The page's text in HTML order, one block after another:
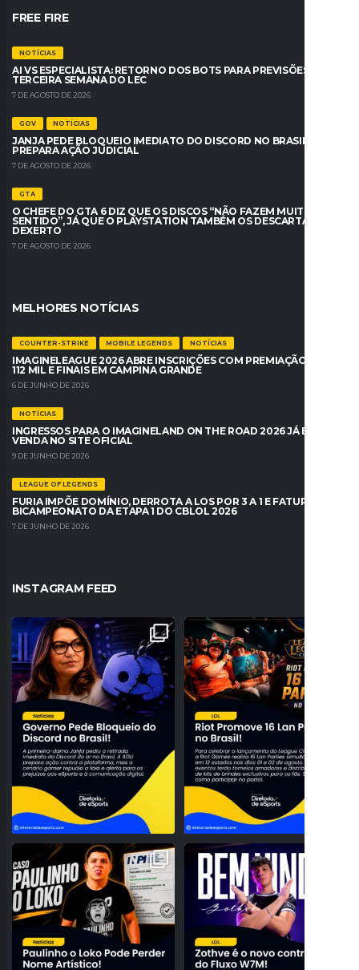
FREE FIRE
NOTÍCIAS
AI VS ESPECIALISTA: RETORNO DOS BOTS PARA PREVISÕES DA
TERCEIRA SEMANA DO LEC
7 DE AGOSTO DE 2026
GOV NOTÍCIAS
JANJA PEDE BLOQUEIO IMEDIATO DO DISCORD NO BRASIL E AGU
PREPARA AÇÃO JUDICIAL
7 DE AGOSTO DE 2026
GTA
O CHEFE DO GTA 6 DIZ QUE OS DISCOS “NÃO FAZEM MUITO
SENTIDO”, JÁ QUE O PLAYSTATION TAMBÉM OS DESCARTA –
DEXERTO
7 DE AGOSTO DE 2026
MELHORES NOTÍCIAS
COUNTER-STRIKE MOBILE LEGENDS NOTÍCIAS
IMAGINELEAGUE 2026 ABRE INSCRIÇÕES COM PREMIAÇÃO DE R$
112 MIL E FINAIS EM CAMPINA GRANDE
6 DE JUNHO DE 2026
NOTÍCIAS
INGRESSOS PARA O IMAGINELAND ON THE ROAD 2026 JÁ ESTÃO À
VENDA NO SITE OFICIAL
9 DE JUNHO DE 2026
LEAGUE OF LEGENDS
FURIA IMPÕE DOMÍNIO, DERROTA A LOS POR 3 A 1 E FATURA O
BICAMPEONATO DA ETAPA 1 DO CBLOL 2026
7 DE JUNHO DE 2026
INSTAGRAM FEED
JANJA PEDE BLOQUEIO DO DISCORD
NO BRASIL E...
74 13
A NOSTALGIA VAI DOMINAR O BRASIL!
RIOT ANUNCIA 16...
28 0
PROBLEMAS NO REGISTRO! PAULINHO
O LOKO PODE PERDER...
158
NOVO TOPO NO RIFT! FLUXO W7M
ANUNCIA A CHEGADA DE
95 3